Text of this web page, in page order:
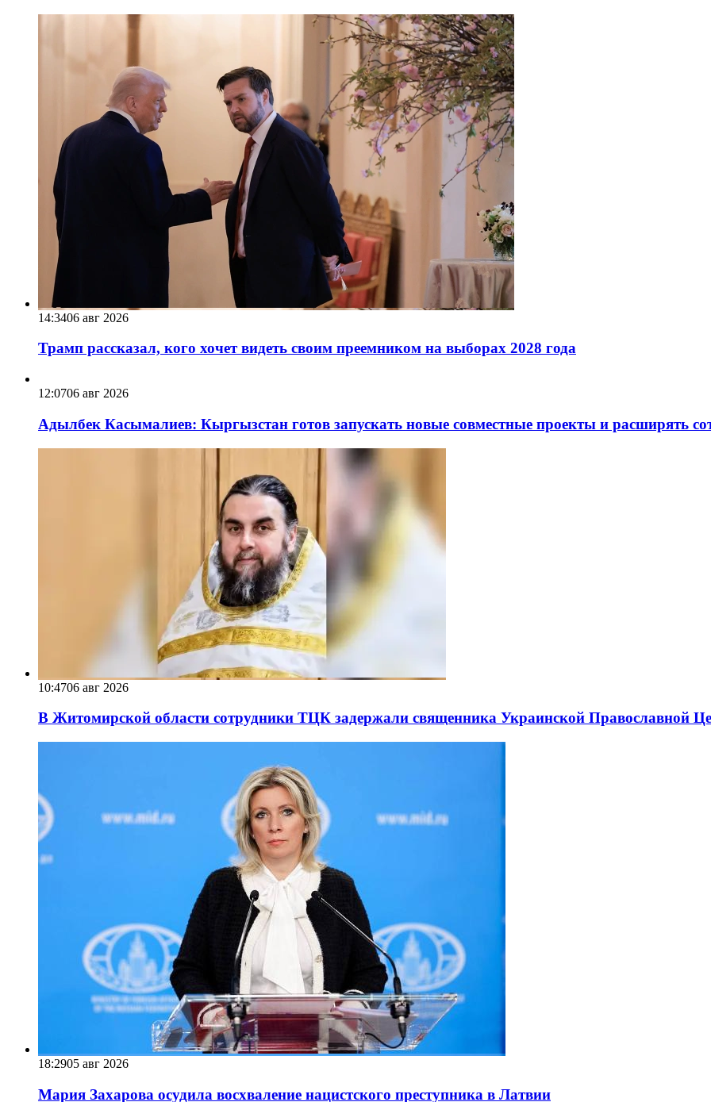
14:3406 авг 2026
Трамп рассказал, кого хочет видеть своим преемником на выборах 2028 года
12:0706 авг 2026
Адылбек Касымалиев: Кыргызстан готов запускать новые совместные проекты и расширять
10:4706 авг 2026
В Житомирской области сотрудники ТЦК задержали священника Украинской Православной
18:2905 авг 2026
Мария Захарова осудила восхваление нацистского преступника в Латвии